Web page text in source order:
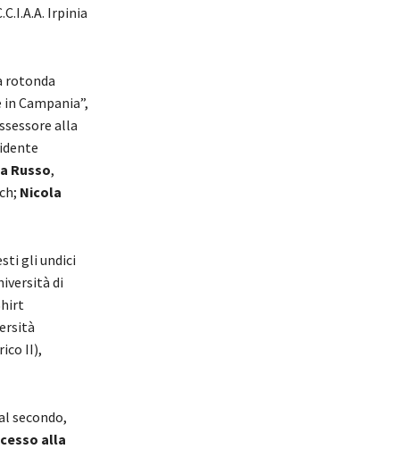
Irpinia
rotonda
Campania”,
alla
Russo,
Nicola
gli undici
di
II),
secondo,
alla